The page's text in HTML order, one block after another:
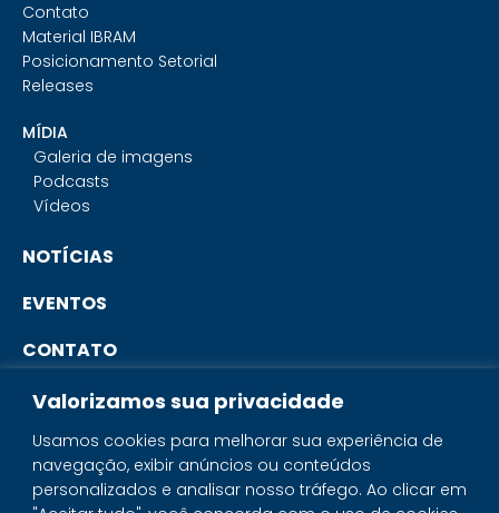
Valorizamos sua privacidade
Usamos cookies para melhorar sua experiência de
navegação, exibir anúncios ou conteúdos
personalizados e analisar nosso tráfego. Ao clicar em
Contato
Material IBRAM
Posicionamento Setorial
Releases
MÍDIA
Galeria de imagens
Podcasts
Vídeos
NOTÍCIAS
EVENTOS
CONTATO
PORTAL DO ASSOCIADO
SISTEMA IBRAM